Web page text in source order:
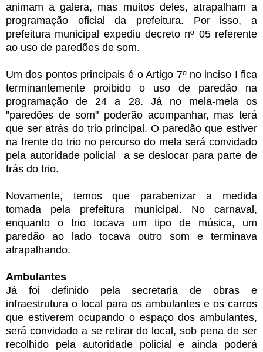
animam a galera, mas muitos deles, atrapalham a
programação oficial da prefeitura. Por isso, a
prefeitura municipal expediu decreto nº 05 referente
ao uso de paredões de som.
Um dos pontos principais é o Artigo 7º no inciso I fica
terminantemente proibido o uso de paredão na
programação de 24 a 28. Já no mela-mela os
"paredões de som" poderão acompanhar, mas terá
que ser atrás do trio principal. O paredão que estiver
na frente do trio no percurso do mela será convidado
pela autoridade policial a se deslocar para parte de
trás do trio.
Novamente, temos que parabenizar a medida
tomada pela prefeitura municipal. No carnaval,
enquanto o trio tocava um tipo de música, um
paredão ao lado tocava outro som e terminava
atrapalhando.
Ambulantes
Já foi definido pela secretaria de obras e
infraestrutura o local para os ambulantes e os carros
que estiverem ocupando o espaço dos ambulantes,
será convidado a se retirar do local, sob pena de ser
recolhido pela autoridade policial e ainda poderá